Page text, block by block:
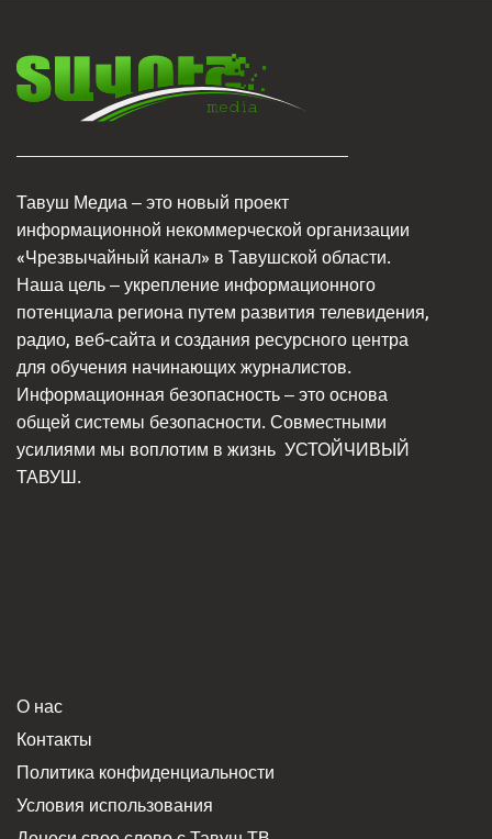
Тавуш Медиа – это новый проект
информационной некоммерческой организации
«Чрезвычайный канал» в Тавушской области.
Наша цель – укрепление информационного
потенциала региона путем развития телевидения,
радио, веб-сайта и создания ресурсного центра
для обучения начинающих журналистов.
Информационная безопасность – это основа
общей системы безопасности. Совместными
усилиями мы воплотим в жизнь УСТОЙЧИВЫЙ
ТАВУШ.
О нас
Контакты
Политика конфиденциальности
Условия использования